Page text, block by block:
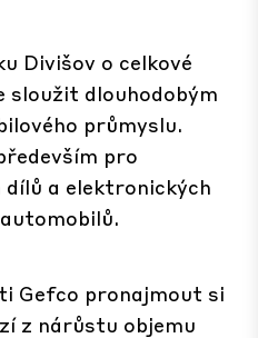
Divišov o celkové
sloužit dlouhodobým
průmyslu.
pro
a elektronických
Gefco pronajmout si
z nárůstu objemu